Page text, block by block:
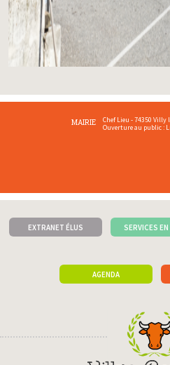
MAIRIE
Chef Lieu - 74350 Villy
Ouverture au public :
EXTRANET ÉLUS SERVICES EN
AGENDA